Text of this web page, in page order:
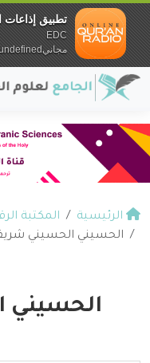
الرئيسية المكتبة
الحسيني الحسيني
تطبيق إذاعات
EDC
مجانيundefined